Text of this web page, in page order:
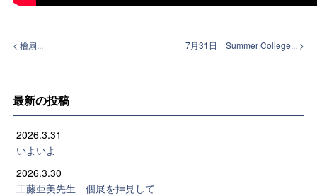
< 檜扇... 7月31日 Summer College... >
最新の投稿
2026.3.31
いよいよ
2026.3.30
工藤亜美先生 個展を拝見して